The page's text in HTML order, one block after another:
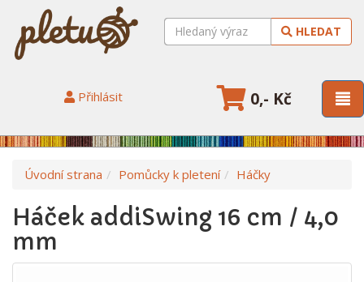
HLEDAT
Přihlásit 0,- Kč
Úvodní strana Pomůcky k pletení Háčky
Háček addiSwing 16 cm / 4,0
mm